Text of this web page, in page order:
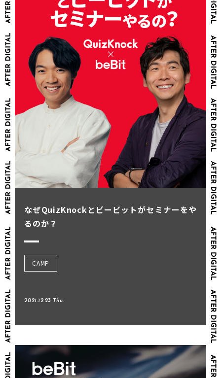
なぜQuizKnockとビービットがセミナーをや
るのか？
CAMP
2021.12.23 Thu.